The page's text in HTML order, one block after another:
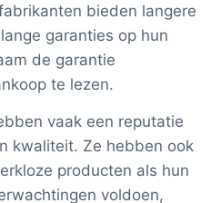
bieden langere
garanties op hun
de garantie
te lezen.
vaak een reputatie
kwaliteit. Ze hebben ook
producten als hun
voldoen,